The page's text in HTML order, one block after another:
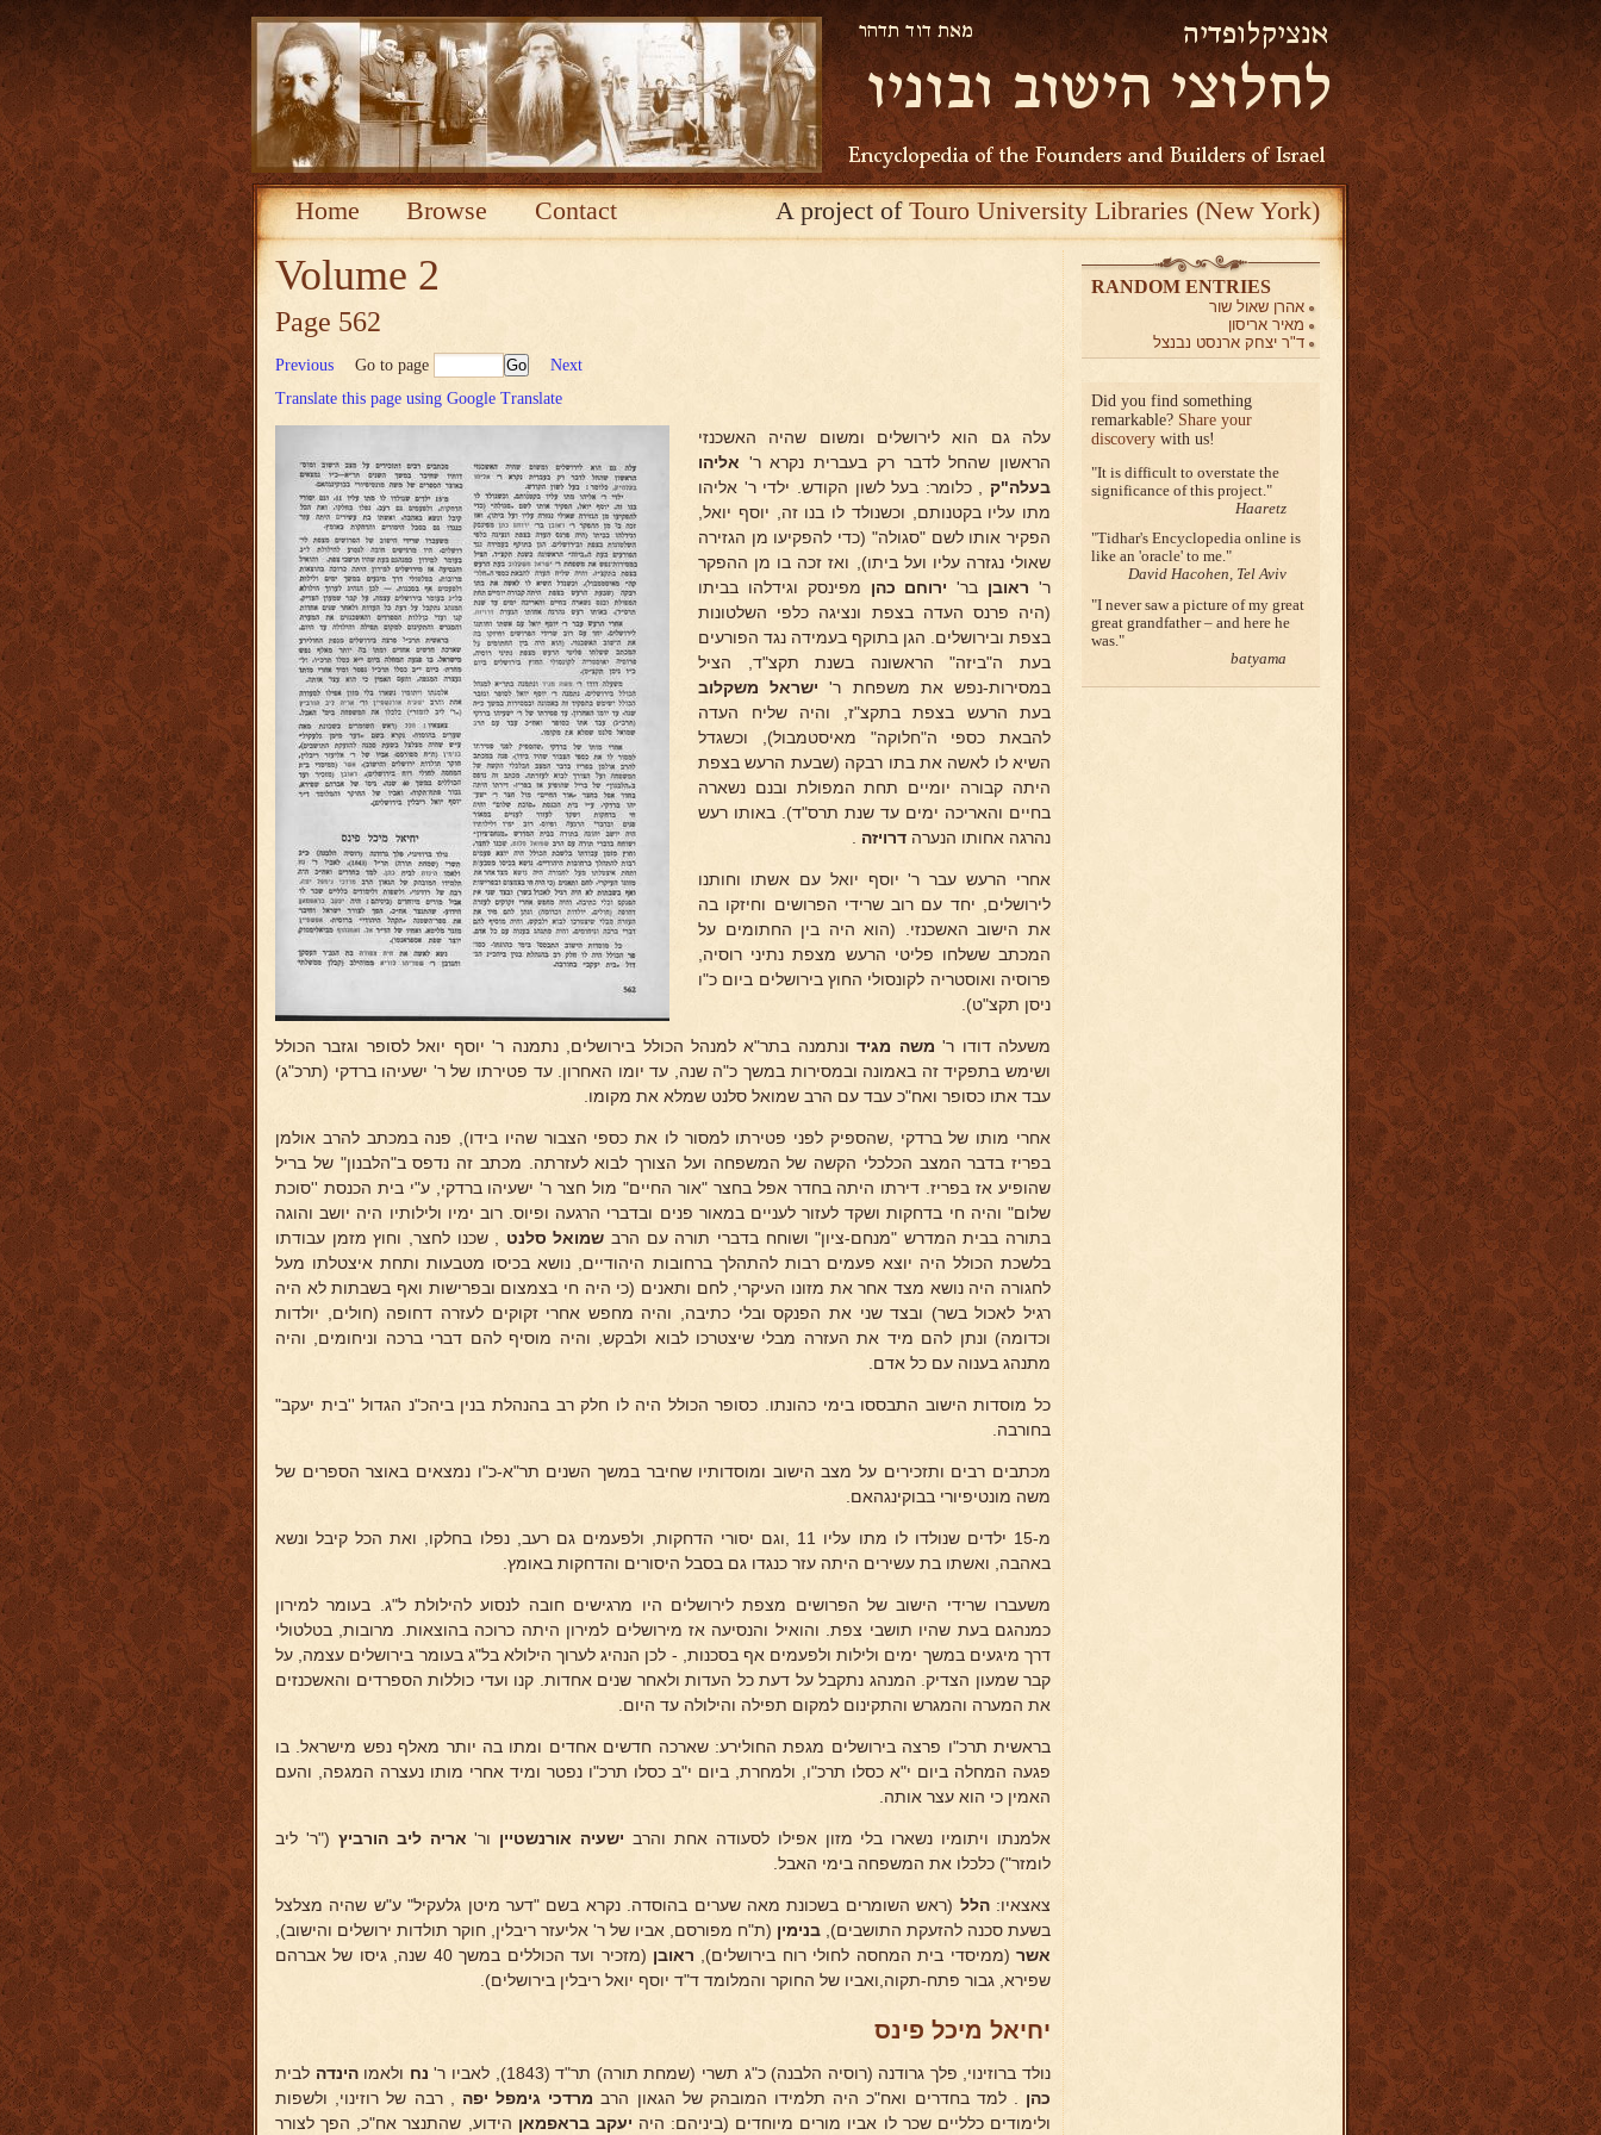
Home Browse Contact A project ofTouro University Libraries (New York)
Volume 2
Page 562
Previous Go to page
Next
Translate this page using Google Translate
עלה גם הוא לירושלים ומשום שהיה האשכנזי
הראשון שהחל לדבר רק בעברית נקרא ר' אליהו
בעלה"ק , כלומר: בעל לשון הקודש. ילדי ר' אליהו
מתו עליו בקטנותם, וכשנולד לו בנו זה, יוסף יואל,
הפקיר אותו לשם "סגולה" (כדי להפקיעו מן הגזירה
שאולי נגזרה עליו ועל ביתו), ואז זכה בו מן ההפקר
ר' ראובן בר'ירוחם כהן מפינסק וגידלהו בביתו
(היה פרנס העדה בצפת ונציגה כלפי השלטונות
בצפת ובירושלים. הגן בתוקף בעמידה נגד הפורעים
בעת ה"ביזה" הראשונה בשנת תקצ"ד, הציל
במסירות-נפש את משפחת ר'ישראל משקלוב
בעת הרעש בצפת בתקצ"ז, והיה שליח העדה
להבאת כספי ה"חלוקה" מאיסטמבול), וכשגדל
השיא לו לאשה את בתו רבקה (שבעת הרעש בצפת
היתה קבורה יומיים תחת המפולת ובנם נשארה
בחיים והאריכה ימים עד שנת תרס"ד). באותו רעש
נהרגה אחותו הנערה דרויזה
אחרי הרעש עבר ר' יוסף יואל עם אשתו וחותנו
לירושלים, יחד עם רוב שרידי הפרושים וחיזקו בה
את הישוב האשכנזי. (הוא היה בין החתומים על
המכתב ששלחו פליטי הרעש מצפת נתיני רוסיה,
פרוסיה ואוסטריה לקונסולי החוץ בירושלים ביום כ"ו
ניסן תקצ"ט).
משעלה דודו ר'משה מגידונתמנה בתר"א למנהל הכולל בירושלים, נתמנה ר' יוסף יואל לסופר וגזבר הכולל
ושימש בתפקיד זה באמונה ובמסירות במשך כ"ה שנה, עד יומו האחרון. עד פטירתו של ר' ישעיהו ברדקי (תרכ"ג)
עבד אתו כסופר ואח"כ עבד עם הרב שמואל סלנט שמלא את מקומו.
אחרי מותו של ברדקי ,שהספיק לפני פטירתו למסור לו את כספי הצבור שהיו בידו), פנה במכתב להרב אולמן
בפריז בדבר המצב הכלכלי הקשה של המשפחה ועל הצורך לבוא לעזרתה. מכתב זה נדפס ב"הלבנון" של בריל
שהופיע אז בפריז. דירתו היתה בחדר אפל בחצר "אור החיים" מול חצר ר' ישעיהו ברדקי, ע"י בית הכנסת ''סוכת
שלום" והיה חי בדחקות ושקד לעזור לעניים במאור פנים ובדברי הרגעה ופיוס. רוב ימיו ולילותיו היה יושב והוגה
בתורה בבית המדרש "מנחם-ציון" ושוחח בדברי תורה עם הרב שמואל סלנט , שכנו לחצר, וחוץ מזמן עבודתו
בלשכת הכולל היה יוצא פעמים רבות להתהלך ברחובות היהודיים, נושא בכיסו מטבעות ותחת איצטלתו מעל
לחגורה היה נושא מצד אחר את מזונו העיקרי, לחם ותאנים (כי היה חי בצמצום ובפרישות ואף בשבתות לא היה
רגיל לאכול בשר) ובצד שני את הפנקס ובלי כתיבה, והיה מחפש אחרי זקוקים לעזרה דחופה (חולים, יולדות
וכדומה) ונתן להם מיד את העזרה מבלי שיצטרכו לבוא ולבקש, והיה מוסיף להם דברי ברכה וניחומים, והיה
מתנהג בענוה עם כל אדם.
כל מוסדות הישוב התבססו בימי כהונתו. כסופר הכולל היה לו חלק רב בהנהלת בנין ביהכ"נ הגדול ''בית יעקב"
בחורבה.
מכתבים רבים ותזכירים על מצב הישוב ומוסדותיו שחיבר במשך השנים תר"א-כ"ו נמצאים באוצר הספרים של
משה מונטיפיורי בבוקינגהאם.
מ-15 ילדים שנולדו לו מתו עליו 11 ,וגם יסורי הדחקות, ולפעמים גם רעב, נפלו בחלקו, ואת הכל קיבל ונשא
באהבה, ואשתו בת עשירים היתה עזר כנגדו גם בסבל היסורים והדחקות באומץ.
משעברו שרידי הישוב של הפרושים מצפת לירושלים היו מרגישים חובה לנסוע להילולת ל"ג. בעומר למירון
כמנהגם בעת שהיו תושבי צפת. והואיל והנסיעה אז מירושלים למירון היתה כרוכה בהוצאות. מרובות, בטלטולי
דרך מיגעים במשך ימים ולילות ולפעמים אף בסכנות, - לכן הנהיג לערוך הילולא בל"ג בעומר בירושלים עצמה, על
קבר שמעון הצדיק. המנהג נתקבל על דעת כל העדות ולאחר שנים אחדות. קנו ועדי כוללות הספרדים והאשכנזים
את המערה והמגרש והתקינום למקום תפילה והילולה עד היום.
בראשית תרכ"ו פרצה בירושלים מגפת החולירע: שארכה חדשים אחדים ומתו בה יותר מאלף נפש מישראל. בו
פגעה המחלה ביום י"א כסלו תרכ"ו, ולמחרת, ביום י"ב כסלו תרכ"ו נפטר ומיד אחרי מותו נעצרה המגפה, והעם
האמין כי הוא עצר אותה.
אלמנתו ויתומיו נשארו בלי מזון אפילו לסעודה אחת והרב ישעיה אורנשטיין ור' אריה ליב הורביץ ("ר' ליב
לומזר") כלכלו את המשפחה בימי האבל.
צאצאיו: הלל (ראש השומרים בשכונת מאה שערים בהוסדה. נקרא בשם "דער מיטן גלעקיל" ע"ש שהיה מצלצל
בשעת סכנה להזעקת התושבים), בנימין (ת"ח מפורסם, אביו של ר' אליעזר ריבלין, חוקר תולדות ירושלים והישוב),
אשר (ממיסדי בית המחסה לחולי רוח בירושלים), ראובן
(מזכיר ועד הכוללים במשך 40 שנה, גיסו של אברהם
שפירא, גבור פתח-תקוה,ואביו של החוקר והמלומד ד"ד יוסף יואל ריבלין בירושלים).
יחיאל מיכל פינס
נולד ברוזינוי, פלך גרודנה (רוסיה הלבנה) כ"ג תשרי (שמחת תורה) תר"ד (1843), לאביו ר' נח ולאמו הינדה לבית
כהן . למד בחדרים ואח"כ היה תלמידו המובהק של הגאון הרבמרדכי גימפל יפה , רבה של רוזינוי, ולשפות
ולימודים כלליים שכר לו אביו מורים מיוחדים (ביניהם: היה יעקב בראפמאן הידוע, שהתנצר אח"כ, הפך לצורר
RANDOM ENTRIES
אהרן שאול שור
מאיר אריסון
ד"ר יצחק ארנסט נבנצל
Did you find something
remarkable? Share your
discovery with us!
It is difficult to overstate the
significance of this project.
Haaretz
Tidhar's Encyclopedia online is
like an 'oracle' to me.
David Hacohen, Tel Aviv
I never saw a picture of my great
great grandfather – and here he
was.
batyama